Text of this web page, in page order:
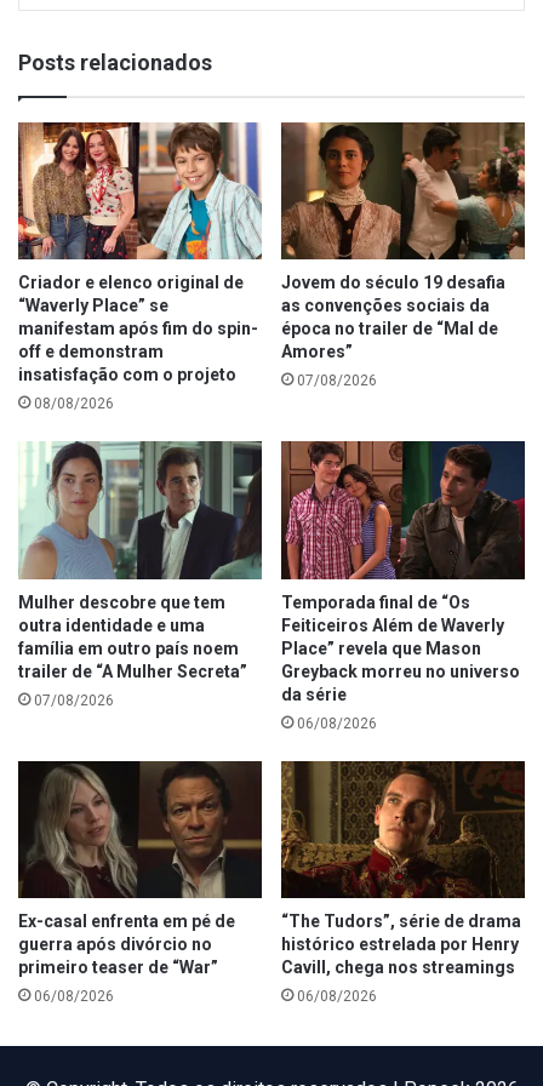
Posts relacionados
Criador e elenco original de
“Waverly Place” se
manifestam após fim do spin-
off e demonstram
insatisfação com o projeto
08/08/2026
Jovem do século 19 desafia
as convenções sociais da
época no trailer de “Mal de
Amores”
07/08/2026
Mulher descobre que tem
outra identidade e uma
família em outro país noem
trailer de “A Mulher Secreta”
07/08/2026
Temporada final de “Os
Feiticeiros Além de Waverly
Place” revela que Mason
Greyback morreu no universo
da série
06/08/2026
Ex-casal enfrenta em pé de
guerra após divórcio no
primeiro teaser de “War”
06/08/2026
“The Tudors”, série de drama
histórico estrelada por Henry
Cavill, chega nos streamings
06/08/2026